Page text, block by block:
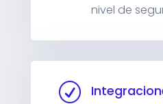
nivel de
R